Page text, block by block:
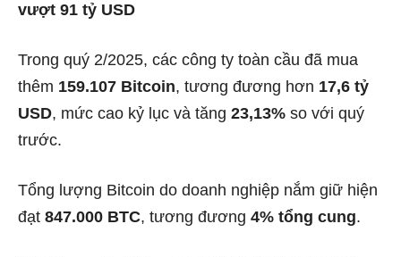
vượt 91 tỷ USD
Trong quý 2/2025, các công ty toàn cầu đã mua
thêm 159.107 Bitcoin, tương đương hơn 17,6 tỷ
USD, mức cao kỷ lục và tăng 23,13% so với quý
trước.
Tổng lượng Bitcoin do doanh nghiệp nắm giữ hiện
đạt 847.000 BTC, tương đương 4% tổng cung.